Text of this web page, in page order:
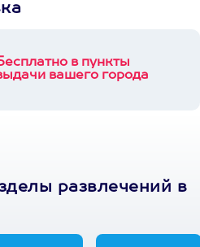
в пункты
вашего города
развлечений в